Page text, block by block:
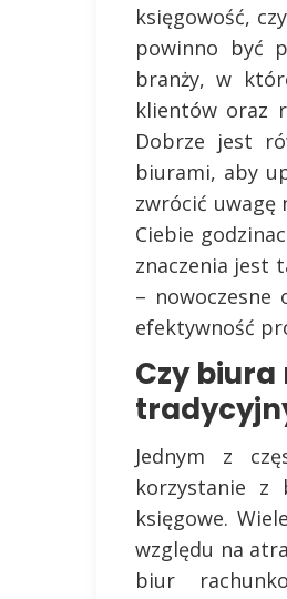
księgowość,
powinno być
branży, w
klientów oraz
Dobrze jest
biurami, aby
zwrócić uwagę
Ciebie
znaczenia jest
– nowoczesne
efektywność
Czy
Jednym z
korzystanie z
księgowe.
względu na
biur